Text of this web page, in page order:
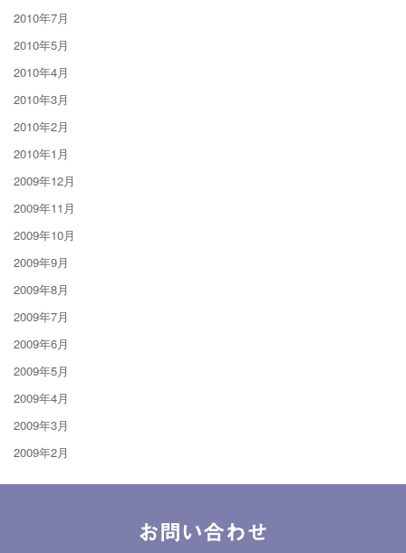
2010年7月
2010年5月
2010年4月
2010年3月
2010年2月
2010年1月
2009年12月
2009年11月
2009年10月
2009年9月
2009年8月
2009年7月
2009年6月
2009年5月
2009年4月
2009年3月
2009年2月
お問い合わせ